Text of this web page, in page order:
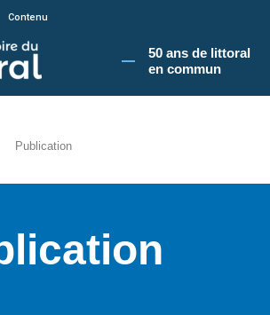
En poursuivant votre navigation sur le site du
Contenu
50 ans de littoral
en commun​
Publication